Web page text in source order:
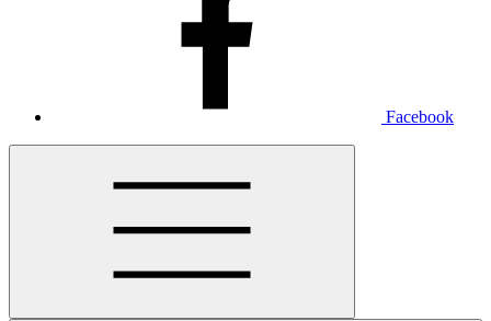
Facebook